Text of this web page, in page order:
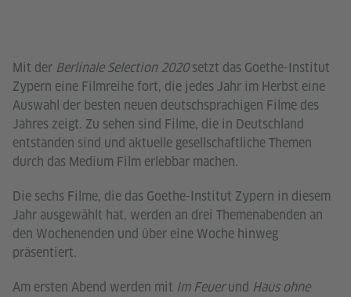
Mit der Berlinale Selection 2020setzt das Goethe-Institut
Zypern eine Filmreihe fort, die jedes Jahr im Herbst eine
Auswahl der besten neuen deutschsprachigen Filme des
Jahres zeigt. Zu sehen sind Filme, die in Deutschland
entstanden sind und aktuelle gesellschaftliche Themen
durch das Medium Film erlebbar machen.
Die sechs Filme, die das Goethe-Institut Zypern in diesem
Jahr ausgewählt hat, werden an drei Themenabenden an
den Wochenenden und über eine Woche hinweg
präsentiert.
Am ersten Abend werden mit Im Feuerund Haus ohne